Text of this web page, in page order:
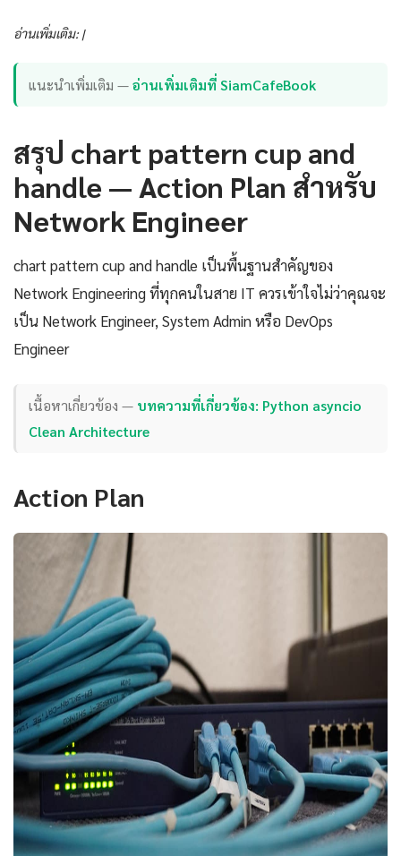
อ่านเพิ่มเติม: |
แนะนำเพิ่มเติม —อ่านเพิ่มเติมที่ SiamCafeBook
สรุป chart pattern cup and
handle — Action Plan สำหรับ
Network Engineer
chart pattern cup and handle เป็นพื้นฐานสำคัญของ
Network Engineering ที่ทุกคนในสาย IT ควรเข้าใจไม่ว่าคุณจะ
เป็น Network Engineer, System Admin หรือ DevOps
Engineer
เนื้อหาเกี่ยวข้อง — บทความที่เกี่ยวข้อง: Python asyncio
Clean Architecture
Action Plan